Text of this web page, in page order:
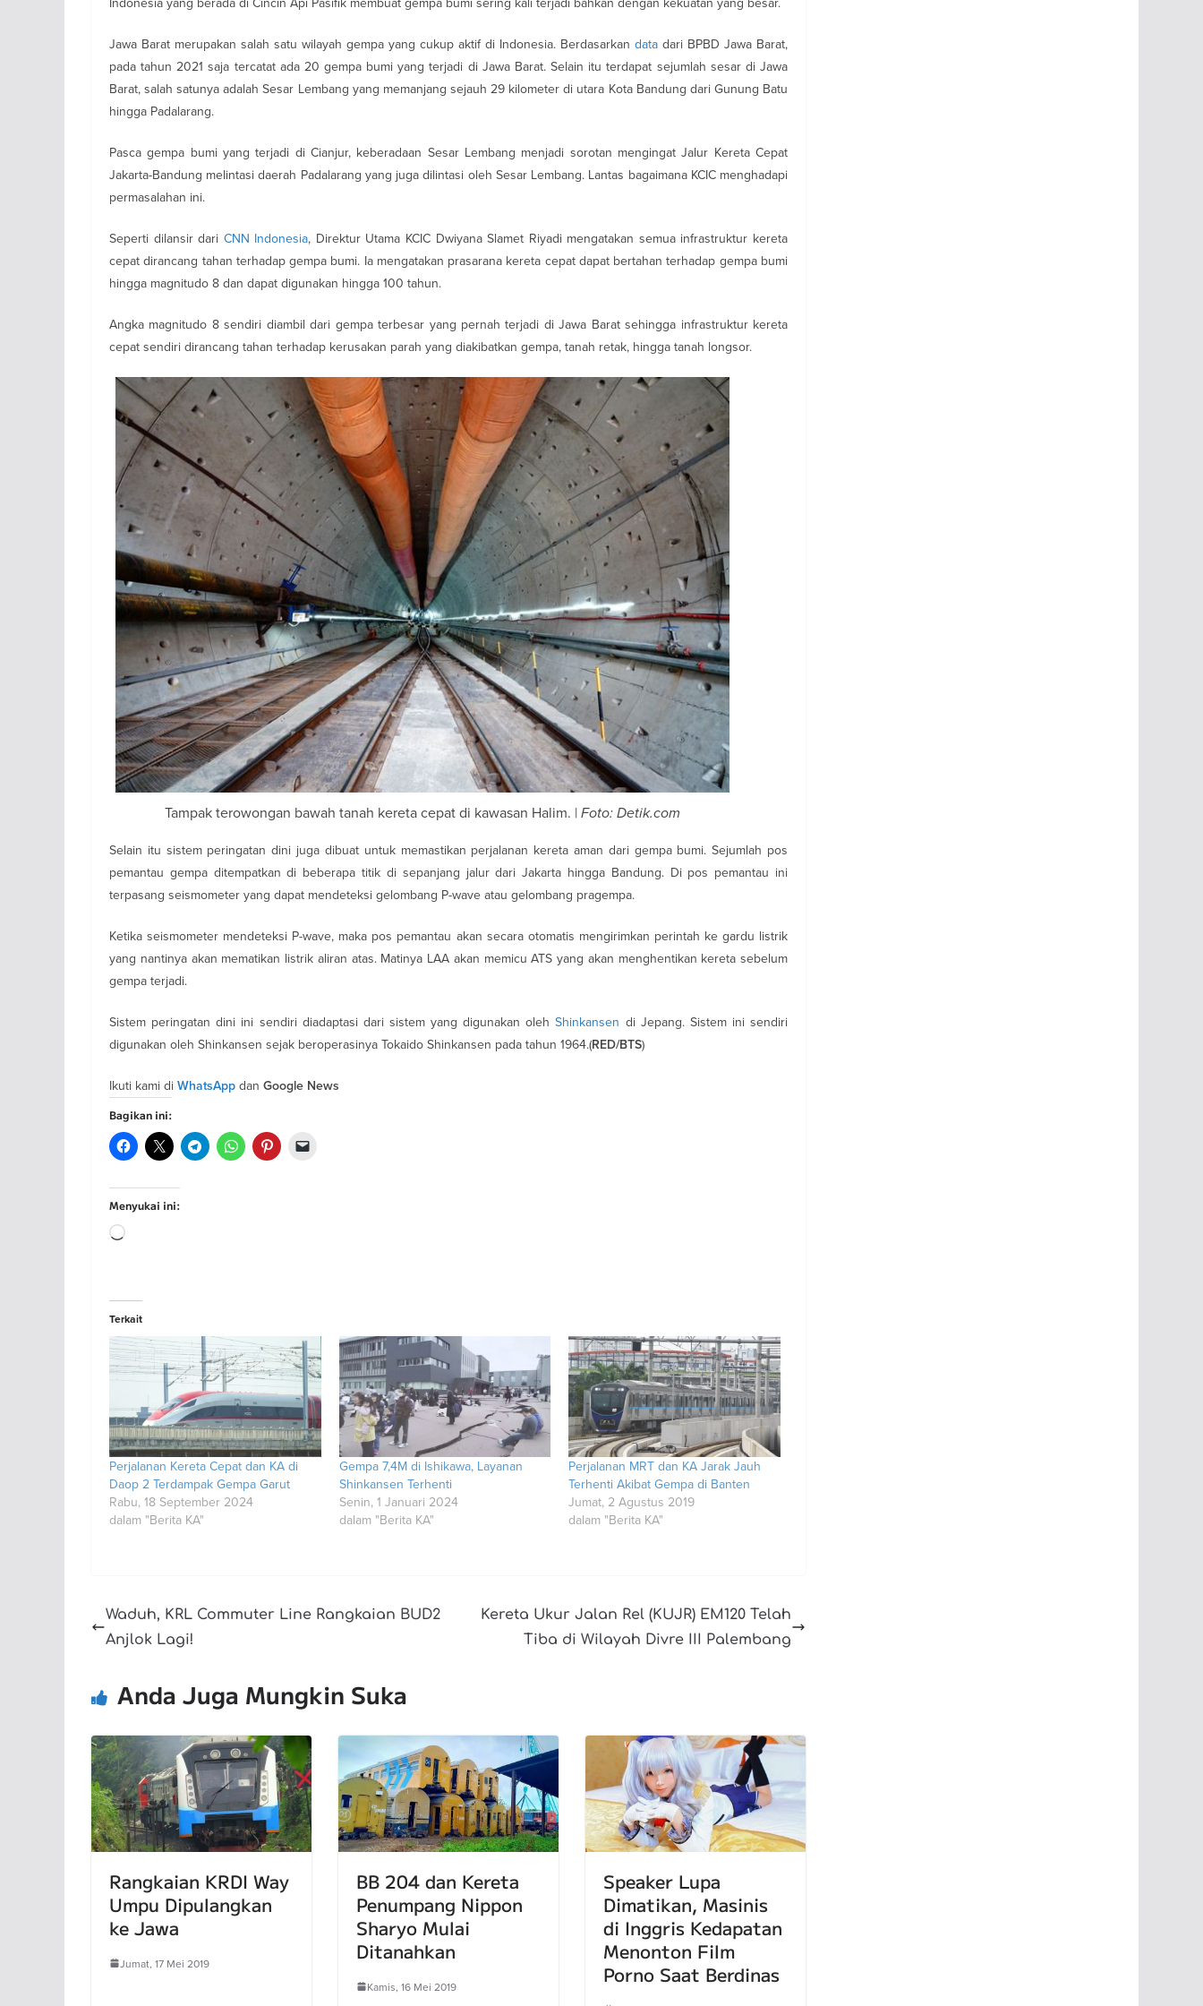
Jawa Barat merupakan salah satu wilayah gempa yang cukup aktif di Indonesia. Berdasarkan data dari BPBD Jawa Barat,
pada tahun 2021 saja tercatat ada 20 gempa bumi yang terjadi di Jawa Barat. Selain itu terdapat sejumlah sesar di Jawa
Barat, salah satunya adalah Sesar Lembang yang memanjang sejauh 29 kilometer di utara Kota Bandung dari Gunung Batu
hingga Padalarang.
Pasca gempa bumi yang terjadi di Cianjur, keberadaan Sesar Lembang menjadi sorotan mengingat Jalur Kereta Cepat
Jakarta-Bandung melintasi daerah Padalarang yang juga dilintasi oleh Sesar Lembang. Lantas bagaimana KCIC menghadapi
permasalahan ini.
Seperti dilansir dari CNN Indonesia, Direktur Utama KCIC Dwiyana Slamet Riyadi mengatakan semua infrastruktur kereta
cepat dirancang tahan terhadap gempa bumi. Ia mengatakan prasarana kereta cepat dapat bertahan terhadap gempa bumi
hingga magnitudo 8 dan dapat digunakan hingga 100 tahun.
Angka magnitudo 8 sendiri diambil dari gempa terbesar yang pernah terjadi di Jawa Barat sehingga infrastruktur kereta
cepat sendiri dirancang tahan terhadap kerusakan parah yang diakibatkan gempa, tanah retak, hingga tanah longsor.
Tampak terowongan bawah tanah kereta cepat di kawasan Halim. | Foto: Detik.com
Selain itu sistem peringatan dini juga dibuat untuk memastikan perjalanan kereta aman dari gempa bumi. Sejumlah pos
pemantau gempa ditempatkan di beberapa titik di sepanjang jalur dari Jakarta hingga Bandung. Di pos pemantau ini
terpasang seismometer yang dapat mendeteksi gelombang P-wave atau gelombang pragempa.
Ketika seismometer mendeteksi P-wave, maka pos pemantau akan secara otomatis mengirimkan perintah ke gardu listrik
yang nantinya akan mematikan listrik aliran atas. Matinya LAA akan memicu ATS yang akan menghentikan kereta sebelum
gempa terjadi.
Sistem peringatan dini ini sendiri diadaptasi dari sistem yang digunakan olehShinkansen di Jepang. Sistem ini sendiri
digunakan oleh Shinkansen sejak beroperasinya Tokaido Shinkansen pada tahun 1964.(RED/BTS)
Ikuti kami di WhatsApp dan Google News
Bagikan ini:
Menyukai ini:
Memuat...
Terkait
Perjalanan Kereta Cepat dan KA di
Daop 2 Terdampak Gempa Garut
Rabu, 18 September 2024
dalam "Berita KA"
Gempa 7,4M di Ishikawa, Layanan
Shinkansen Terhenti
Senin, 1 Januari 2024
dalam "Berita KA"
Perjalanan MRT dan KA Jarak Jauh
Terhenti Akibat Gempa di Banten
Jumat, 2 Agustus 2019
dalam "Berita KA"
Waduh, KRL Commuter Line Rangkaian BUD2
Anjlok Lagi!
Kereta Ukur Jalan Rel (KUJR) EM120 Telah
Tiba di Wilayah Divre III Palembang
Anda Juga Mungkin Suka
Rangkaian KRDI Way
Umpu Dipulangkan
ke Jawa
Jumat, 17 Mei 2019
BB 204 dan Kereta
Penumpang Nippon
Sharyo Mulai
Ditanahkan
Kamis, 16 Mei 2019
Speaker Lupa
Dimatikan, Masinis
di Inggris Kedapatan
Menonton Film
Porno Saat Berdinas